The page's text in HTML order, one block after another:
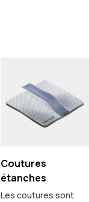
Coutures
étanches
Les coutures sont